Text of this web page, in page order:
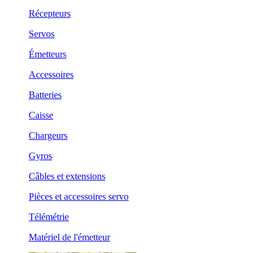
Récepteurs
Servos
Émetteurs
Accessoires
Batteries
Caisse
Chargeurs
Gyros
Câbles et extensions
Pièces et accessoires servo
Télémétrie
Matériel de l'émetteur